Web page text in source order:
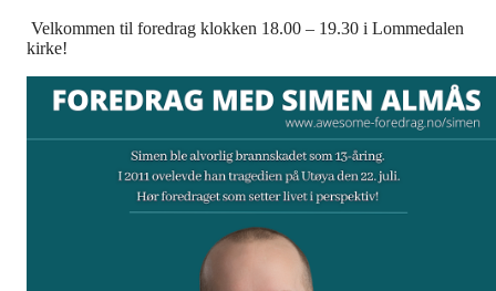
Velkommen til foredrag klokken 18.00 – 19.30 i Lommedalen
kirke!